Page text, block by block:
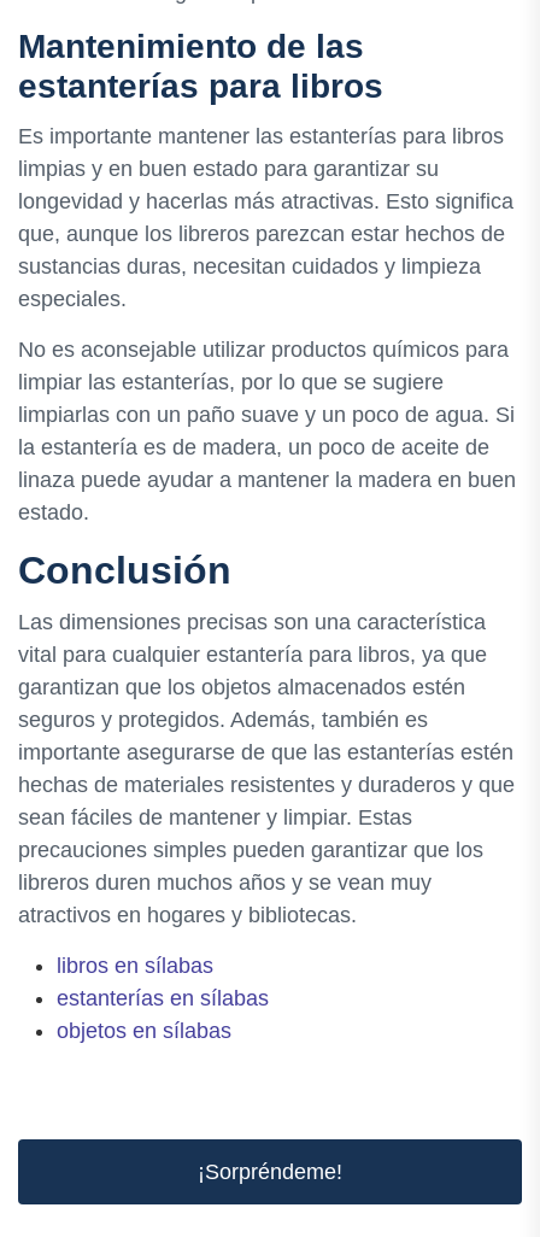
Mantenimiento de las
estanterías para libros
Es importante mantener las estanterías para libros
limpias y en buen estado para garantizar su
longevidad y hacerlas más atractivas. Esto significa
que, aunque los libreros parezcan estar hechos de
sustancias duras, necesitan cuidados y limpieza
especiales.
No es aconsejable utilizar productos químicos para
limpiar las estanterías, por lo que se sugiere
limpiarlas con un paño suave y un poco de agua. Si
la estantería es de madera, un poco de aceite de
linaza puede ayudar a mantener la madera en buen
estado.
Conclusión
Las dimensiones precisas son una característica
vital para cualquier estantería para libros, ya que
garantizan que los objetos almacenados estén
seguros y protegidos. Además, también es
importante asegurarse de que las estanterías estén
hechas de materiales resistentes y duraderos y que
sean fáciles de mantener y limpiar. Estas
precauciones simples pueden garantizar que los
libreros duren muchos años y se vean muy
atractivos en hogares y bibliotecas.
libros en sílabas
estanterías en sílabas
objetos en sílabas
¡Sorpréndeme!